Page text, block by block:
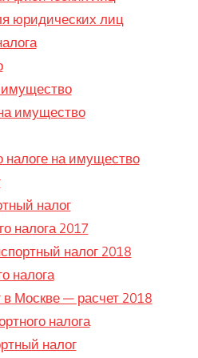
юридических лиц
имущество
имущество
налоге на имущество
налог
налога 2017
налог 2018
налога
в Москве — расчет 2018
налога
налог